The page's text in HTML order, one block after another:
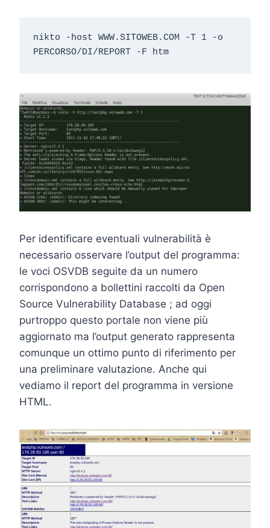
nikto -host WWW.SITOWEB.COM -T 1 -o
PERCORSO/DI/REPORT -F htm
Per identificare eventuali vulnerabilità è
necessario osservare l’output del programma:
le voci OSVDB seguite da un numero
corrispondono a bollettini raccolti da Open
Source Vulnerability Database ; ad oggi
purtroppo questo portale non viene più
aggiornato ma l’output generato rappresenta
comunque un ottimo punto di riferimento per
una preliminare valutazione. Anche qui
vediamo il report del programma in versione
HTML.